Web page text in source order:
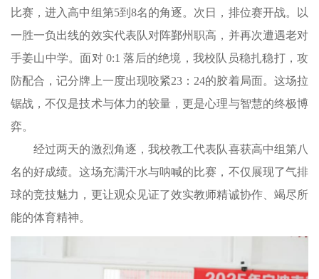
比赛，进入高中组第5到8名的角逐。次日，排位赛开战。以
一胜一负出线的效实代表队对阵鄞州职高，并再次遭遇老对
手姜山中学。面对 0:1 落后的绝境，我校队员稳扎稳打，攻
防配合，记分牌上一度出现咬紧23：24的胶着局面。这场拉
锯战，不仅是技术与体力的较量，更是心理与智慧的终极博
弈。
经过两天的激烈角逐，我校教工代表队喜获高中组第八
名的好成绩。这场充满汗水与呐喊的比赛，不仅展现了气排
球的竞技魅力，更让观众见证了效实教师精诚协作、竭尽所
能的体育精神。